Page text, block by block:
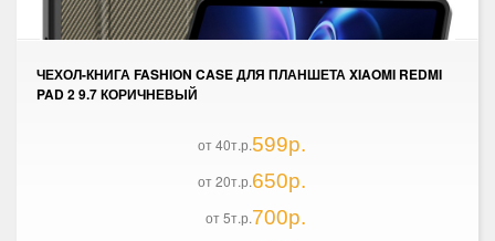
ЧЕХОЛ-КНИГА FASHION CASE ДЛЯ ПЛАНШЕТА XIAOMI REDMI
PAD 2 9.7 КОРИЧНЕВЫЙ
от 40т.р.599р.
от 20т.р.650р.
от 5т.р.700р.